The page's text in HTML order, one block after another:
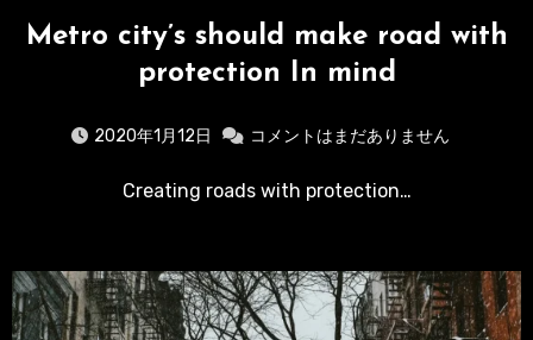
Metro city’s should make road with
protection In mind
2020年1月12日 コメントはまだありません
Creating roads with protection…